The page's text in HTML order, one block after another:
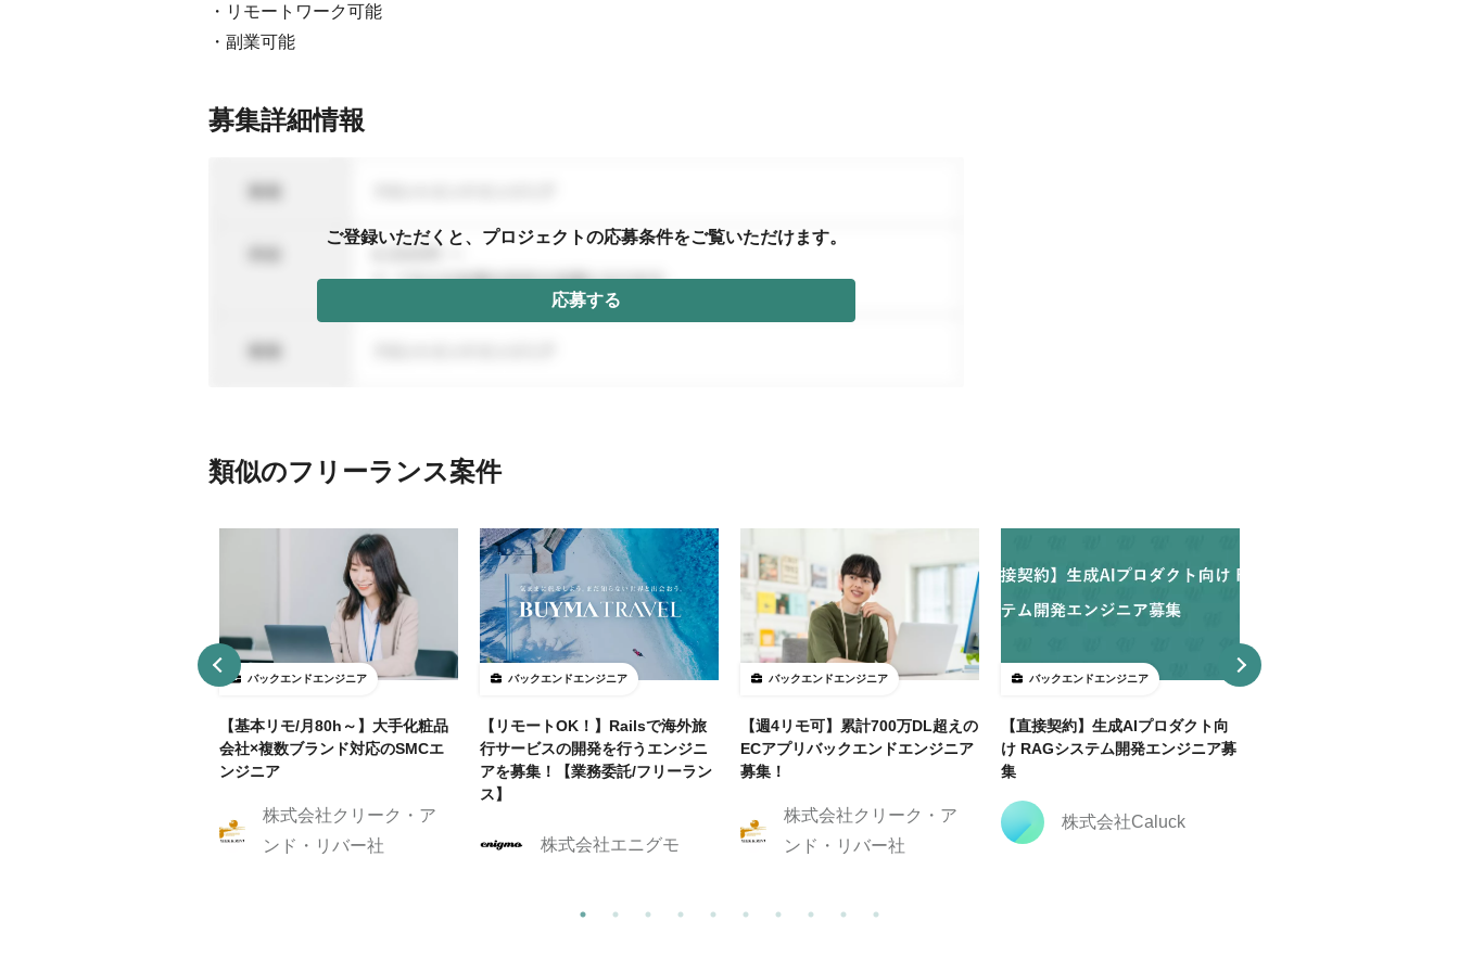
・リモートワーク可能
・副業可能
募集詳細情報
ご登録いただくと、プロジェクトの応募条件をご覧いただけます。
応募する
類似のフリーランス案件
バックエンドエンジニア
【基本リモ/月80h～】大手化粧品
会社×複数ブランド対応のSMCエ
ンジニア
株式会社クリーク・ア
ンド・リバー社
バックエンドエンジニア
【リモートOK！】Railsで海外旅
行サービスの開発を行うエンジニ
アを募集！【業務委託/フリーラン
ス】
株式会社エニグモ
バックエンドエンジニア
【週4リモ可】累計700万DL超えの
ECアプリバックエンドエンジニア
募集！
株式会社クリーク・ア
ンド・リバー社
バックエンドエンジニア
【直接契約】生成AIプロダクト向
け RAGシステム開発エンジニア募
集
株式会社Caluck